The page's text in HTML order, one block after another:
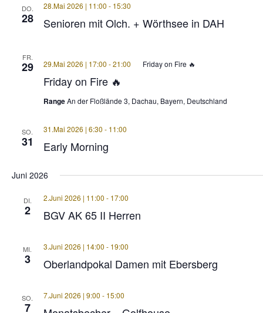
DO.
28 Senioren mit Olch. + Wörthsee in DAH
28.Mai 2026 | 11:00 - 15:30
FR.
29
Friday on Fire 🔥
29.Mai 2026 | 17:00 -21:00 Friday on Fire 🔥
RangeAn der Floßlände 3, Dachau, Bayern, Deutschland
SO.
31 Early Morning
31.Mai 2026 | 6:30 - 11:00
Juni 2026
DI.
2 BGV AK 65 II Herren
2.Juni 2026 | 11:00 - 17:00
MI.
3 Oberlandpokal Damen mit Ebersberg
3.Juni 2026 | 14:00 - 19:00
SO.
7
7.Juni 2026 | 9:00 - 15:00